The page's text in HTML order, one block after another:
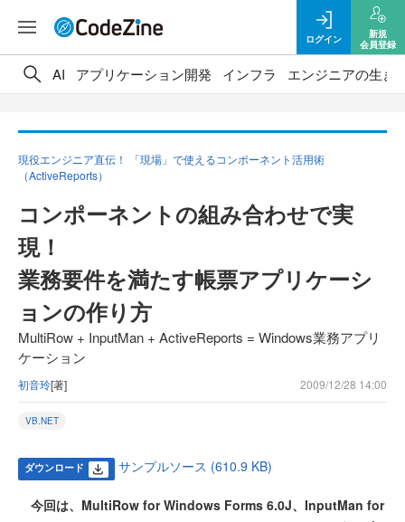
ログイン
新規
会員登録
AI アプリケーション開発 インフラ エンジニアの生き
現役エンジニア直伝！ 「現場」で使えるコンポーネント活用術
（ActiveReports）
コンポーネントの組み合わせで実
現！
業務要件を満たす帳票アプリケーシ
ョンの作り方
MultiRow + InputMan + ActiveReports = Windows業務アプリ
ケーション
初音玲[著] 2009/12/28 14:00
VB.NET
ダウンロード サンプルソース (610.9 KB)
今回は、MultiRow for Windows Forms 6.0J、InputMan for